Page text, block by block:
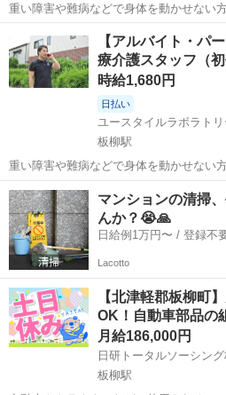
重い障害や難病などで身体を動かせない
守りケアを行うお仕事です。もちろん直行直帰OK。
問介護（夜勤） 【仕事内容】 ALSなどの難病の方や、さまざまな障が
いがあるご利用者の就寝時...
北津軽郡 板柳駅 その他
【アルバイト・パ
療介護スタッフ（
時給1,680円
日払い
ユースタイルラボラト
板柳駅
重い障害や難病などで身体を動かせない
守りケアを行うお仕事です。もちろん直行直帰OK。
問介護（夜勤） 【仕事内容】 主なお仕事は高齢者・障がいのある方の
就寝時の見守りがメインのお...
青森 北津軽郡 介護
マンションの清掃
んか？😭🙏
日給例1万
Lacotto
【北津軽郡板柳町
OK！自動車部品
月給186,000円
日研トータルソーシン
板柳駅